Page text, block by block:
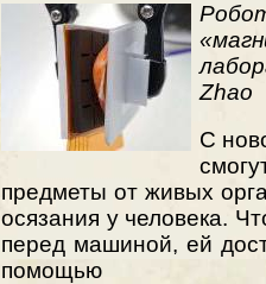
Zhao
С
предметы от живых
осязания у человека.
перед машиной, ей
помощью